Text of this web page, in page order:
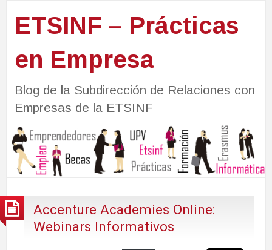
ETSINF – Prácticas
en Empresa
Blog de la Subdirección de Relaciones con
Empresas de la ETSINF
Accenture Academies Online:
Webinars Informativos